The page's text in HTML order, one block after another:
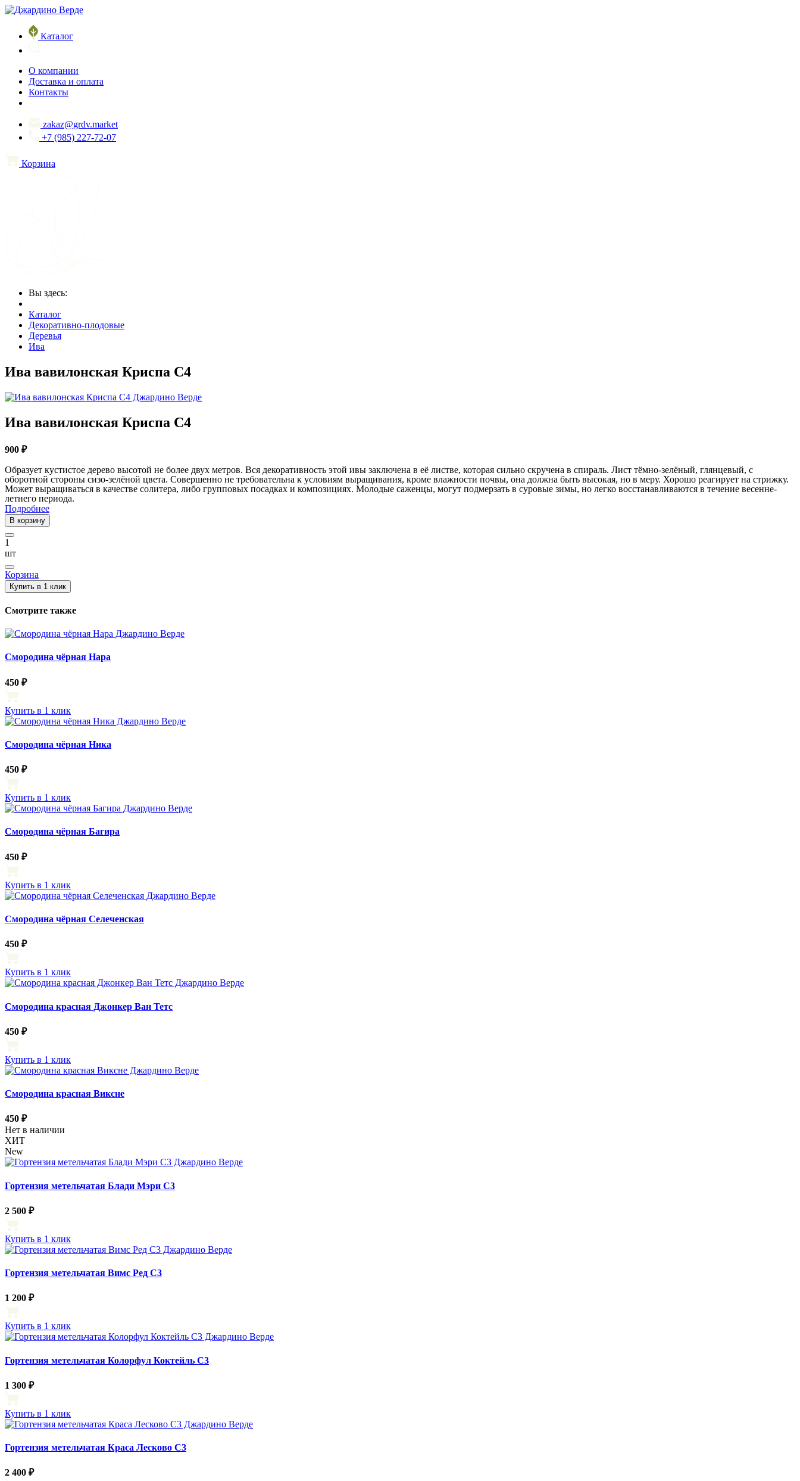
Каталог
О компании
Доставка и оплата
Контакты
zakaz@grdv.market
+7 (985) 227-72-07
Корзина
Вы здесь:
Каталог
Декоративно-плодовые
Деревья
Ива
Ива вавилонская Криспа С4
Ива вавилонская Криспа С4
900 ₽
Образует кустистое дерево высотой не более двух метров. Вся декоративность этой ивы заключена в её листве, которая сильно скручена в спираль. Лист тёмно-зелёный, глянцевый, с
оборотной стороны сизо-зелёной цвета. Совершенно не требовательна к условиям выращивания, кроме влажности почвы, она должна быть высокая, но в меру. Хорошо реагирует на стрижку.
Может выращиваться в качестве солитера, либо групповых посадках и композициях. Молодые саженцы, могут подмерзать в суровые зимы, но легко восстанавливаются в течение весенне-
летнего периода.
Подробнее
В корзину
1
шт
Корзина
Купить в 1 клик
Смотрите также
Смородина чёрная Нара
450 ₽
Купить в 1 клик
Смородина чёрная Ника
450 ₽
Купить в 1 клик
Смородина чёрная Багира
450 ₽
Купить в 1 клик
Смородина чёрная Селеченская
450 ₽
Купить в 1 клик
Смородина красная Джонкер Ван Тетс
450 ₽
Купить в 1 клик
Смородина красная Виксне
450 ₽
Нет в наличии
ХИТ
New
Гортензия метельчатая Блади Мэри С3
2 500 ₽
Купить в 1 клик
Гортензия метельчатая Вимс Ред С3
1 200 ₽
Купить в 1 клик
Гортензия метельчатая Колорфул Коктейль С3
1 300 ₽
Купить в 1 клик
Гортензия метельчатая Краса Лесково С3
2 400 ₽